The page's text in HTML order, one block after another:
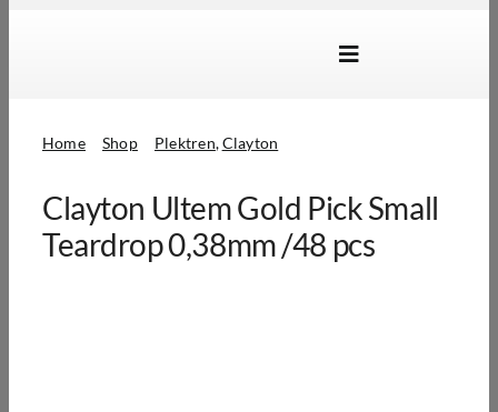
Toggle
Händlersuche
Über Uns
Home Shop Plektren Clayton
Clayton Ultem Gold Pick Small
Teardrop 0,38mm /48 pcs